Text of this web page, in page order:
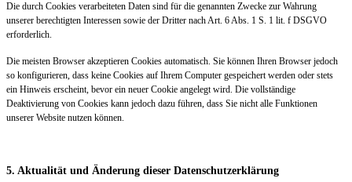
Die durch Cookies verarbeiteten Daten sind für die genannten Zwecke zur Wahrung
unserer berechtigten Interessen sowie der Dritter nach Art. 6 Abs. 1 S. 1 lit. f DSGVO
erforderlich.
Die meisten Browser akzeptieren Cookies automatisch. Sie können Ihren Browser jedoch
so konfigurieren, dass keine Cookies auf Ihrem Computer gespeichert werden oder stets
ein Hinweis erscheint, bevor ein neuer Cookie angelegt wird. Die vollständige
Deaktivierung von Cookies kann jedoch dazu führen, dass Sie nicht alle Funktionen
unserer Website nutzen können.
5. Aktualität und Änderung dieser Datenschutzerklärung